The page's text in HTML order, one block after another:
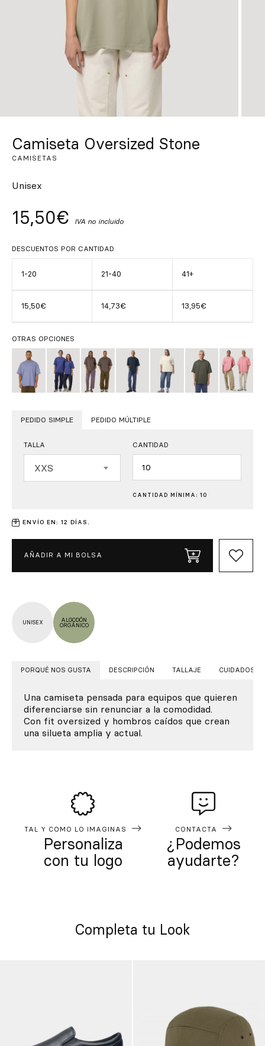
Camiseta Oversized Stone
CAMISETAS
Unisex
15,50€ IVA no incluido
DESCUENTOS POR CANTIDAD
1-20 21-40 41+
15,50€ 14,73€ 13,95€
OTRAS OPCIONES
PEDIDO SIMPLE PEDIDO MÚLTIPLE
TALLA
XXS
CANTIDAD
Cantidad
CANTIDAD MÍNIMA: 10
ENVÍO EN: 12 DÍAS.
AÑADIR A MI BOLSA
UNISEX
ALGODÓN
ORGÁNICO
PORQUÉ NOS GUSTA DESCRIPCIÓN TALLAJE CUIDADOS
Una camiseta pensada para equipos que quieren
diferenciarse sin renunciar a la comodidad.
Con fit oversized y hombros caídos que crean
una silueta amplia y actual.
TAL Y COMO LO IMAGINAS
Personaliza
con tu logo
CONTACTA
¿Podemos
ayudarte?
Completa tu Look